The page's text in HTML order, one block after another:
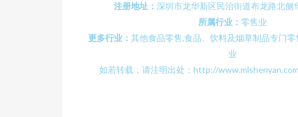
注册地址： 深圳市龙华新区民治街道布龙路北侧
所属行业： 零售业
更多行业： 其他食品零售,食品、饮料及烟草制品专门零
业
如若转载，请注明出处：http://